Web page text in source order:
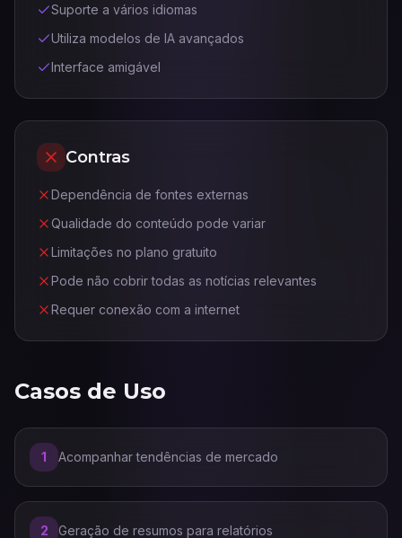
Suporte a vários idiomas
Utiliza modelos de IA avançados
Interface amigável
Contras
Dependência de fontes externas
Qualidade do conteúdo pode variar
Limitações no plano gratuito
Pode não cobrir todas as notícias relevantes
Requer conexão com a internet
Casos de Uso
1 Acompanhar tendências de mercado
2 Geração de resumos para relatórios